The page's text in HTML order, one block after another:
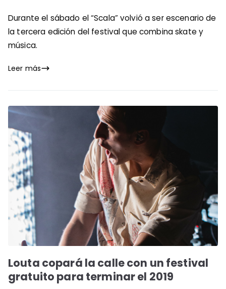
Durante el sábado el “Scala” volvió a ser escenario de
la tercera edición del festival que combina skate y
música.
Leer más
Louta copará la calle con un festival
gratuito para terminar el 2019